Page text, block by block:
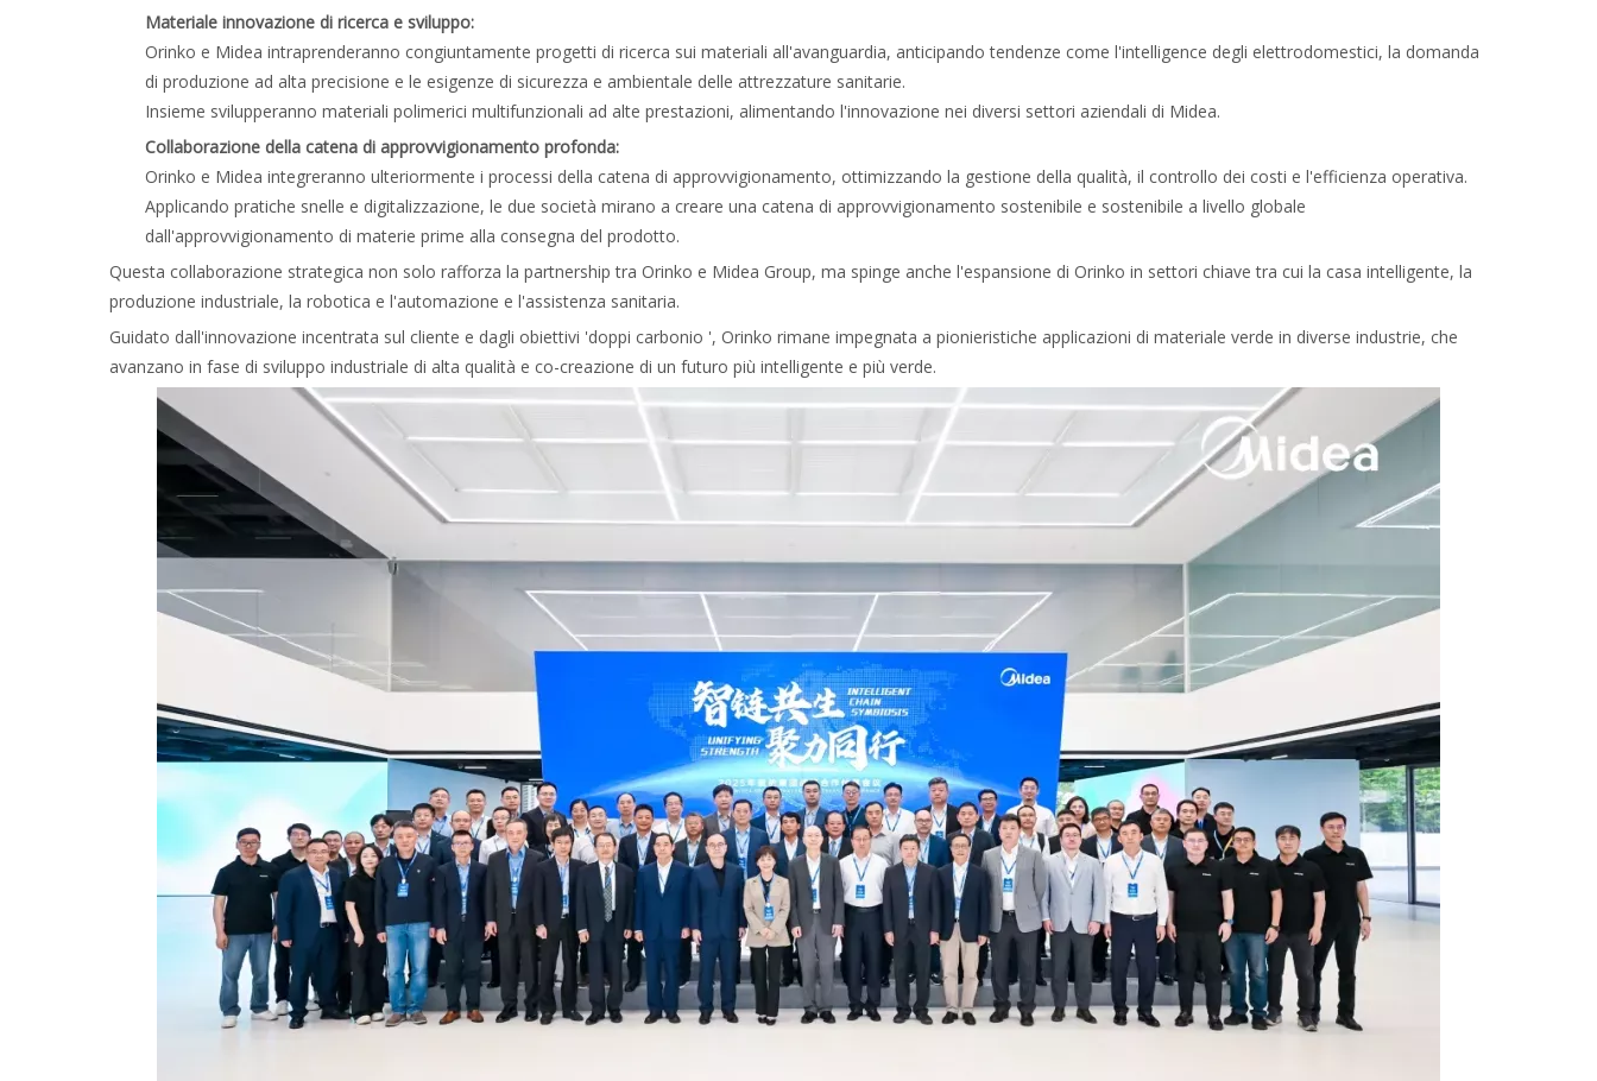
Materiale innovazione di ricerca e sviluppo:
Orinko e Midea intraprenderanno congiuntamente progetti di ricerca sui materiali all'avanguardia, anticipando tendenze come l'intelligence degli elettrodomestici, la domanda
di produzione ad alta precisione e le esigenze di sicurezza e ambientale delle attrezzature sanitarie.
Insieme svilupperanno materiali polimerici multifunzionali ad alte prestazioni, alimentando l'innovazione nei diversi settori aziendali di Midea.
Collaborazione della catena di approvvigionamento profonda:
Orinko e Midea integreranno ulteriormente i processi della catena di approvvigionamento, ottimizzando la gestione della qualità, il controllo dei costi e l'efficienza operativa.
Applicando pratiche snelle e digitalizzazione, le due società mirano a creare una catena di approvvigionamento sostenibile e sostenibile a livello globale
dall'approvvigionamento di materie prime alla consegna del prodotto.
Questa collaborazione strategica non solo rafforza la partnership tra Orinko e Midea Group, ma spinge anche l'espansione di Orinko in settori chiave tra cui la casa intelligente, la
produzione industriale, la robotica e l'automazione e l'assistenza sanitaria.
Guidato dall'innovazione incentrata sul cliente e dagli obiettivi 'doppi carbonio ', Orinko rimane impegnata a pionieristiche applicazioni di materiale verde in diverse industrie, che
avanzano in fase di sviluppo industriale di alta qualità e co-creazione di un futuro più intelligente e più verde.